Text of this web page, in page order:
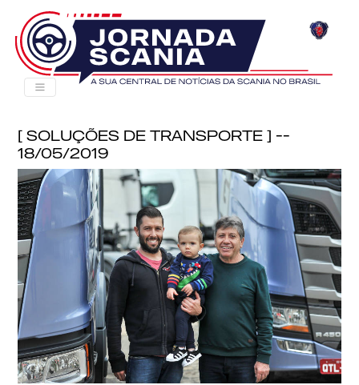
[ Soluções de Transporte ] --
18/05/2019